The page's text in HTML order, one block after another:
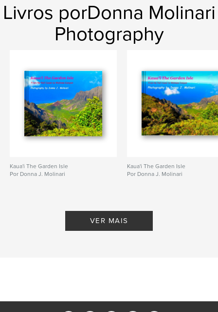
Livros porDonna Molinari
Photography
Kaua'i The Garden Isle
Por Donna J. Molinari
Kaua'i The Garden Isle
Por Donna J. Molinari
VER MAIS